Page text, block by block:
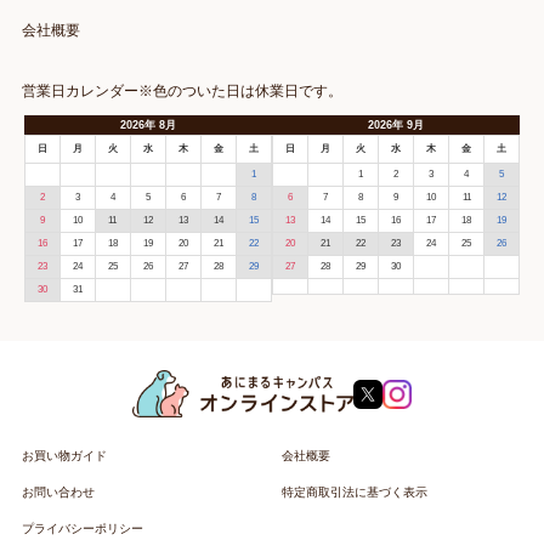
会社概要
営業日カレンダー※色のついた日は休業日です。
2026年 8月
日 月 火 水 木 金 土
1
2 3 4 5 6 7 8
9 10 11 12 13 14 15
16 17 18 19 20 21 22
23 24 25 26 27 28 29
30 31
2026年9月
日 月 火 水 木 金 土
1 2 3 4 5
6 7 8 9 10 11 12
13 14 15 16 17 18 19
20 21 22 23 24 25 26
27 28 29 30
お買い物ガイド 会社概要
お問い合わせ 特定商取引法に基づく表示
プライバシーポリシー